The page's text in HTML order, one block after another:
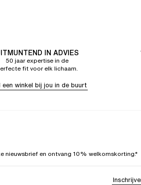
IN ADVIES
50 jaar expertise in de
fit voor elk lichaam.
een winkel bij jou in de buurt
nieuwsbrief en ontvang 10% welkomskorting.*